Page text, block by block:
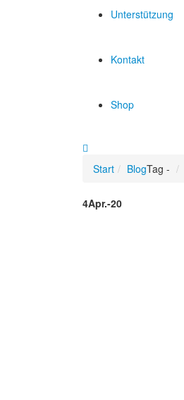
Unterstützung
Kontakt
Shop
Start BlogTag -
4Apr.-20